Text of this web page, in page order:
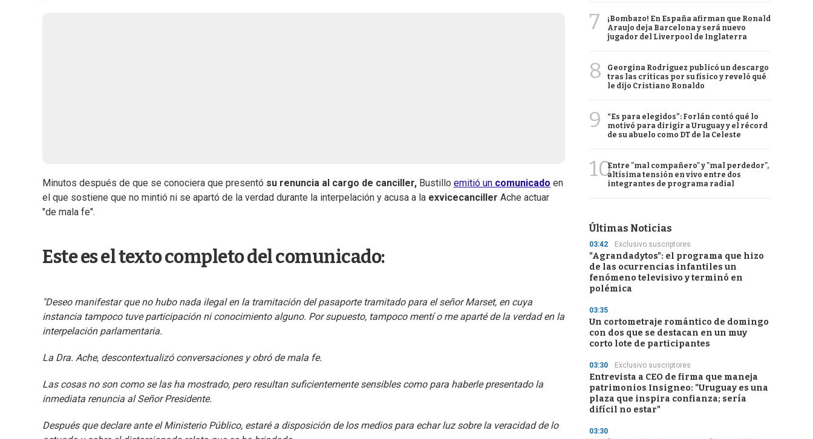
Minutos después de que se conociera que presentó su renuncia al cargo de canciller, Bustillo emitió un comunicado en
el que sostiene que no mintió ni se apartó de la verdad durante la interpelación y acusa a la exvicecanciller Ache actuar
"de mala fe".
Este es el texto completo del comunicado:
"Deseo manifestar que no hubo nada ilegal en la tramitación del pasaporte tramitado para el señor Marset, en cuya
instancia tampoco tuve participación ni conocimiento alguno. Por supuesto, tampoco mentí o me aparté de la verdad en la
interpelación parlamentaria.
La Dra. Ache, descontextualizó conversaciones y obró de mala fe.
Las cosas no son como se las ha mostrado, pero resultan suficientemente sensibles como para haberle presentado la
inmediata renuncia al Señor Presidente.
Después que declare ante el Ministerio Público, estaré a disposición de los medios para echar luz sobre la veracidad de lo
7
¡Bombazo! En España afirman que Ronald
Araujo deja Barcelona y será nuevo
jugador del Liverpool de Inglaterra
8
Georgina Rodríguez publicó un descargo
tras las críticas por su físico y reveló qué
le dijo Cristiano Ronaldo
9
“Es para elegidos”: Forlán contó qué lo
motivó para dirigir a Uruguay y el récord
de su abuelo como DT de la Celeste
10Entre "mal compañero" y "mal perdedor",
altísima tensión en vivo entre dos
integrantes de programa radial
Últimas Noticias
03:42 Exclusivo suscriptores
"Agrandadytos": el programa que hizo
de las ocurrencias infantiles un
fenómeno televisivo y terminó en
polémica
03:35
Un cortometraje romántico de domingo
con dos que se destacan en un muy
corto lote de participantes
03:30 Exclusivo suscriptores
Entrevista a CEO de firma que maneja
patrimonios Insigneo: "Uruguay es una
plaza que inspira confianza; sería
difícil no estar"
03:30